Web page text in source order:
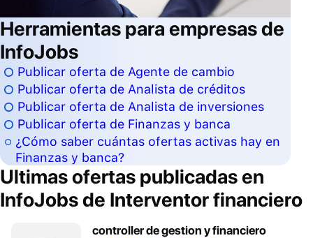
Herramientas para empresas de
InfoJobs
Publicar oferta de Agente de cambio
Publicar oferta de Analista de créditos
Publicar oferta de Analista de inversiones
Publicar oferta de Finanzas y banca
¿Cómo saber cuántas ofertas activas hay en
Finanzas y banca?
Ultimas ofertas publicadas en
InfoJobs de Interventor financiero
controller de gestion y financiero